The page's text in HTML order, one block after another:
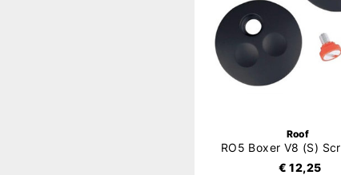
Roof
RO5 Boxer V8 (S)
€ 12,25